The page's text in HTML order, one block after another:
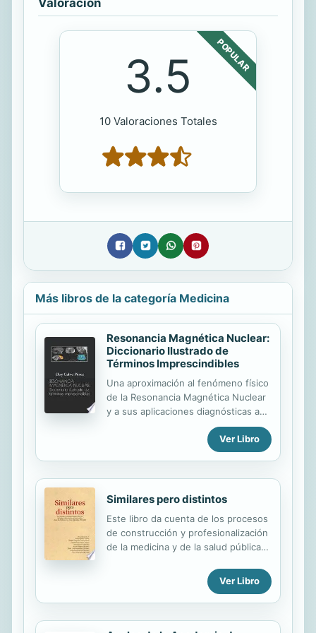
POPULAR
3.5
10 Valoraciones Totales
Más libros de la categoría Medicina
Resonancia Magnética Nuclear:
Diccionario Ilustrado de
Términos Imprescindibles
Una aproximación al fenómeno físico
de la Resonancia Magnética Nuclear
y a sus aplicaciones diagnósticas a
través de 650 definiciones y 150
ilustraciones y fotografías.Aunque
dirigido fundamentalmente a
Diagnóstica y Médicos Internos
Residentes puede servir también de
sanitario que desee conocer los
principios fundamentales de esta
puntera modalidad del diagnóstico
Ver Libro
Similares pero distintos
Este libro da cuenta de los procesos
de construcción y profesionalización
de la medicina y de la salud pública
Virreinato del Nuevo Reino de
Granada, y de la forma como estas
se han relacionado en un proceso de
doble vía con la sociedad y con el
Ver Libro